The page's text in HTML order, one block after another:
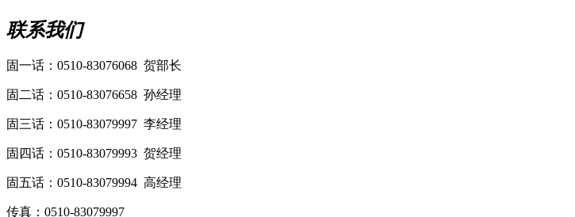
联系我们
固一话：0510-83076068 贺部长
固二话：0510-83076658 孙经理
固三话：0510-83079997 李经理
固四话：0510-83079993 贺经理
固五话：0510-83079994 高经理
传真：0510-83079997